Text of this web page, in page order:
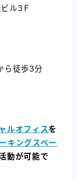
ル3Ｆ
ら徒歩3分
ルオフィスを
キングスペー
動が可能で